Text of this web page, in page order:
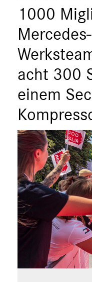
AMG
C-Klasse
E-Klasse
S-Klasse
SL
SLC
GLE
GT R
GT C
GT 4-Türer Coupé
CLA
Mercedes-Benz
Vans
1000
acht 300
einem